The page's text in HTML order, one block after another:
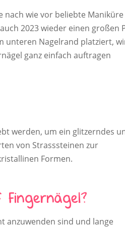
nach wie vor beliebte
2023 wieder einen großen
unteren Nagelrand platziert,
ganz einfach auftragen
werden, um ein glitzerndes
von Strasssteinen zur
Formen.
anzuwenden sind und lange